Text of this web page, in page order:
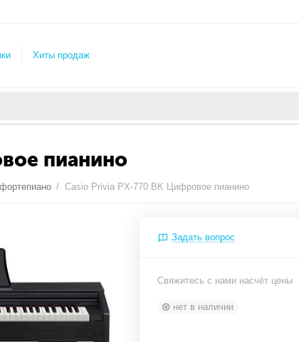
Хиты продаж
пианино
/ Casio Privia PX-770 BK Цифровое пианино
Задать вопрос
Свяжитесь с нами насчёт цены
нет в наличии